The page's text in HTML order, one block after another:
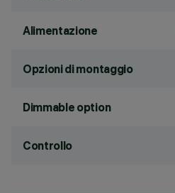
Alimentazione
Opzioni di montaggio
Dimmable option
Controllo